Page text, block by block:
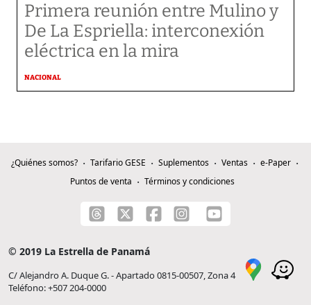
Primera reunión entre Mulino y
De La Espriella: interconexión
eléctrica en la mira
NACIONAL
¿Quiénes somos? Tarifario GESE Suplementos Ventas
e-Paper
Puntos de venta
Términos y condiciones
© 2019 La Estrella de Panamá
C/ Alejandro A. Duque G. - Apartado 0815-00507, Zona 4
Teléfono: +507 204-0000